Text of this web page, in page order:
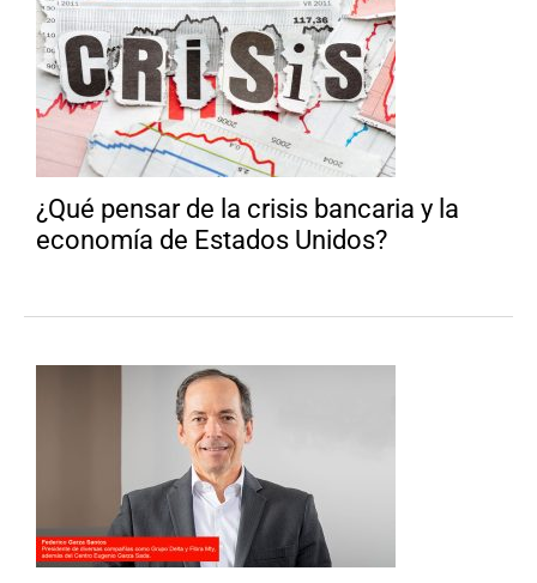
¿Qué pensar de la crisis bancaria y la
economía de Estados Unidos?